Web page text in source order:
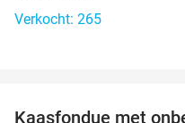
Verkocht: 265
Kaasfondue met